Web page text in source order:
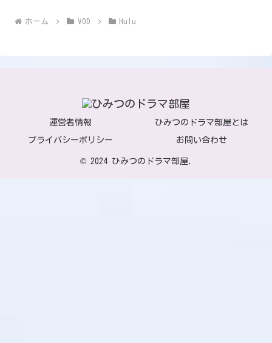
ホーム VOD Hulu
運営者情報 ひみつのドラマ部屋とは
プライバシーポリシー お問い合わせ
© 2024 ひみつのドラマ部屋.